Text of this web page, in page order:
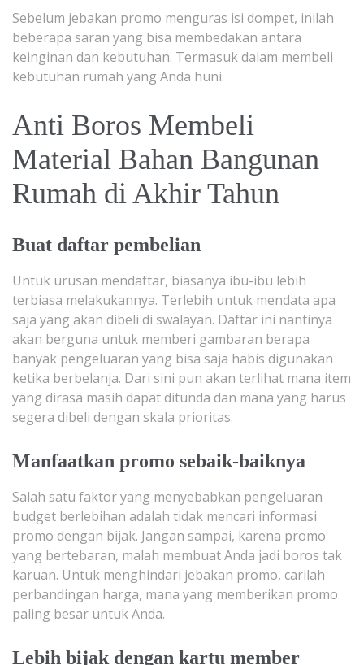
Sebelum jebakan promo menguras isi dompet, inilah
beberapa saran yang bisa membedakan antara
keinginan dan kebutuhan. Termasuk dalam membeli
kebutuhan rumah yang Anda huni.
Anti Boros Membeli
Material Bahan Bangunan
Rumah di Akhir Tahun
Buat daftar pembelian
Untuk urusan mendaftar, biasanya ibu-ibu lebih
terbiasa melakukannya. Terlebih untuk mendata apa
saja yang akan dibeli di swalayan. Daftar ini nantinya
akan berguna untuk memberi gambaran berapa
banyak pengeluaran yang bisa saja habis digunakan
ketika berbelanja. Dari sini pun akan terlihat mana item
yang dirasa masih dapat ditunda dan mana yang harus
segera dibeli dengan skala prioritas.
Manfaatkan promo sebaik-baiknya
Salah satu faktor yang menyebabkan pengeluaran
budget berlebihan adalah tidak mencari informasi
promo dengan bijak. Jangan sampai, karena promo
yang bertebaran, malah membuat Anda jadi boros tak
karuan. Untuk menghindari jebakan promo, carilah
perbandingan harga, mana yang memberikan promo
paling besar untuk Anda.
Lebih bijak dengan kartu member